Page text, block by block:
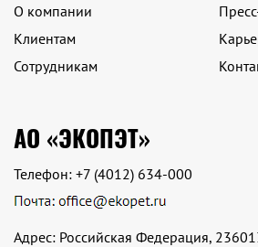
О компании
Клиентам
Сотрудникам
АО «ЭКОПЭТ»
Телефон: +7 (4012) 634-000
Адрес: Российская Федерация,